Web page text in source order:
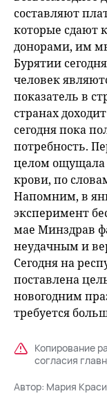
составляют
которые сдают
донорами, им
Бурятии
человек
показатель в
странах
сегодня пока
потребность.
целом ощущала
крови, по
Напомним, в
эксперимент
мае Минздрав
неудачным и
Сегодня на
поставлена
новогодним
требуется
Копирование
согласия
Автор: Мария